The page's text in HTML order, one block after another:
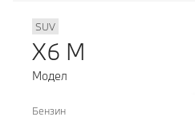
SUV
X6 M
Модел
Бензин